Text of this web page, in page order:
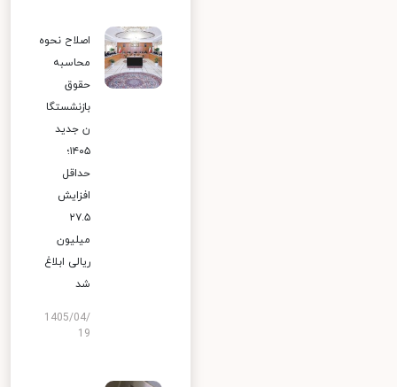
اصلاح نحوه
محاسبه
حقوق
بازنشستگا
ن جدید
۱۴۰۵؛
حداقل
افزایش
۲۷.۵
میلیون
ریالی ابلاغ
شد
1405/04/
19